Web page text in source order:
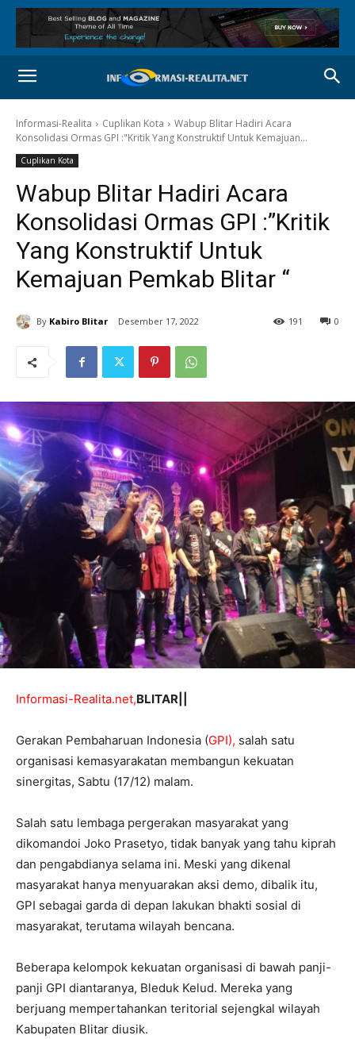
Informasi-Realita Cuplikan Kota
Wabup Blitar Hadiri Acara
Konsolidasi Ormas GPI :"Kritik Yang Konstruktif Untuk Kemajuan...
Cuplikan Kota
Wabup Blitar Hadiri Acara
Konsolidasi Ormas GPI :”Kritik
Yang Konstruktif Untuk
Kemajuan Pemkab Blitar “
By Kabiro Blitar Desember 17, 2022 0
191
Informasi-Realita.net,BLITAR||
Gerakan Pembaharuan Indonesia (GPI), salah satu
organisasi kemasyarakatan membangun kekuatan
sinergitas, Sabtu (17/12) malam.
Salah satu lembaga pergerakan masyarakat yang
dikomandoi Joko Prasetyo, tidak banyak yang tahu kiprah
dan pengabdianya selama ini. Meski yang dikenal
masyarakat hanya menyuarakan aksi demo, dibalik itu,
GPI sebagai garda di depan lakukan bhakti sosial di
masyarakat, terutama wilayah bencana.
Beberapa kelompok kekuatan organisasi di bawah panji-
panji GPI diantaranya, Bleduk Kelud. Mereka yang
berjuang mempertahankan teritorial sejengkal wilayah
Kabupaten Blitar diusik.